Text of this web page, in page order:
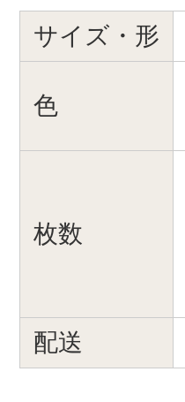
サイズ・形
色
枚数
配送